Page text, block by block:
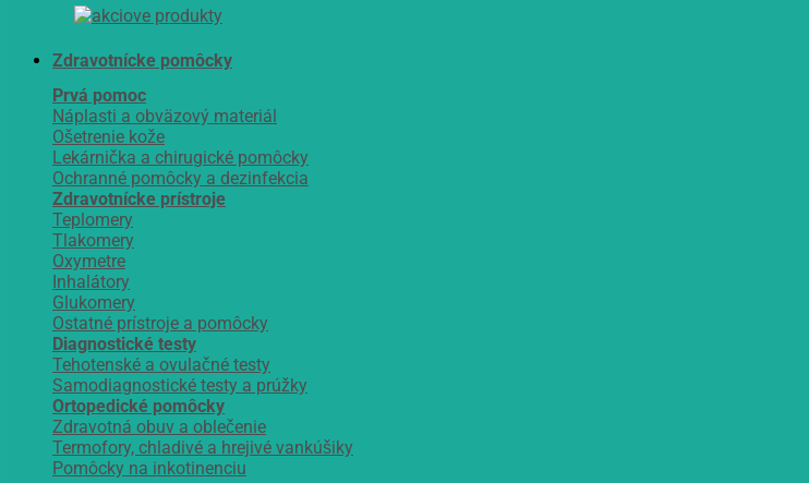
Zdravotnícke pomôcky
Prvá pomoc
Náplasti a obväzový materiál
Ošetrenie kože
Lekárnička a chirugické pomôcky
Ochranné pomôcky a dezinfekcia
Zdravotnícke prístroje
Teplomery
Tlakomery
Oxymetre
Inhalátory
Glukomery
Ostatné prístroje a pomôcky
Diagnostické testy
Tehotenské a ovulačné testy
Samodiagnostické testy a prúžky
Ortopedické pomôcky
Zdravotná obuv a oblečenie
Termofory, chladivé a hrejivé vankúšiky
Pomôcky na inkotinenciu